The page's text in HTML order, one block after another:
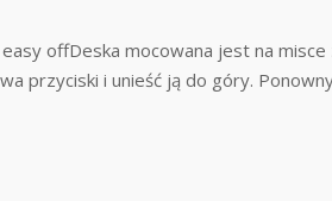
offDeska mocowana jest na
przyciski i unieść ją do góry.